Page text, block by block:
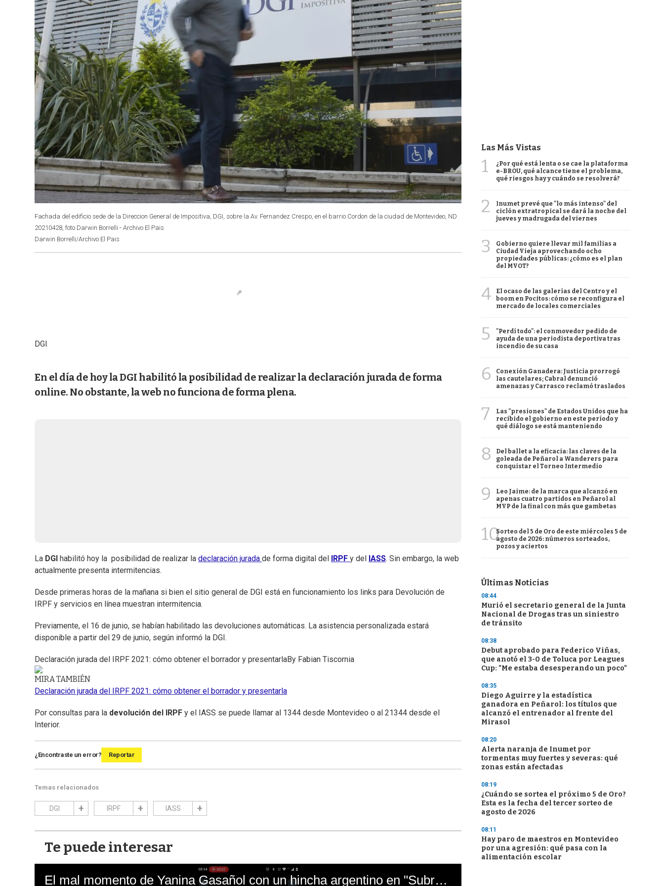
Fachada del edificio sede de la Direccion General de Impositiva, DGI, sobre la Av. Fernandez Crespo, en el barrio Cordon de la ciudad de Montevideo, ND
20210428, foto Darwin Borrelli - Archivo El Pais
Darwin Borrelli/Archivo El Pais
DGI
En el día de hoy la DGI habilitó la posibilidad de realizar la declaración jurada de forma
online. No obstante, la web no funciona de forma plena.
La DGI habilitó hoy la posibilidad de realizar la declaración jurada de forma digital del IRPF y del IASS. Sin embargo, la web
actualmente presenta intermitencias.
Desde primeras horas de la mañana si bien el sitio general de DGI está en funcionamiento los links para Devolución de
IRPF y servicios en línea muestran intermitencia.
Previamente, el 16 de junio, se habían habilitado las devoluciones automáticas. La asistencia personalizada estará
disponible a partir del 29 de junio, según informó la DGI.
Declaración jurada del IRPF 2021: cómo obtener el borrador y presentarlaBy Fabian Tiscornia
MIRA TAMBIÉN
Declaración jurada del IRPF 2021: cómo obtener el borrador y presentarla
Por consultas para la devolución del IRPF y el IASS se puede llamar al 1344 desde Montevideo o al 21344 desde el
Interior.
¿Encontraste un error? Reportar
Temas relacionados
DGI IRPF IASS
Te puede interesar
El mal momento de Yanina Gasañol con un hincha argentino en "Subrayado"
Las Más Vistas
1
¿Por qué está lenta o se cae la plataforma
e-BROU, qué alcance tiene el problema,
qué riesgos hay y cuándo se resolverá?
2
Inumet prevé que "lo más intenso" del
ciclón extratropical se dará la noche del
jueves y madrugada del viernes
3
Gobierno quiere llevar mil familias a
Ciudad Vieja aprovechando ocho
propiedades públicas: ¿cómo es el plan
del MVOT?
4
El ocaso de las galerías del Centro y el
boom en Pocitos: cómo se reconfigura el
mercado de locales comerciales
5
"Perdí todo": el conmovedor pedido de
ayuda de una periodista deportiva tras
incendio de su casa
6
Conexión Ganadera: Justicia prorrogó
las cautelares; Cabral denunció
amenazas y Carrasco reclamó traslados
7
Las "presiones" de Estados Unidos que ha
recibido el gobierno en este período y
qué diálogo se está manteniendo
8
Del ballet a la eficacia: las claves de la
goleada de Peñarol a Wanderers para
conquistar el Torneo Intermedio
9
Leo Jaime: de la marca que alcanzó en
apenas cuatro partidos en Peñarol al
MVP de la final con más que gambetas
10Sorteo del 5 de Oro de este miércoles 5 de
agosto de 2026: números sorteados,
pozos y aciertos
Últimas Noticias
08:44
Murió el secretario general de la Junta
Nacional de Drogas tras un siniestro
de tránsito
08:38
Debut aprobado para Federico Viñas,
que anotó el 3-0 de Toluca por Leagues
Cup: "Me estaba desesperando un poco"
08:35
Diego Aguirre y la estadística
ganadora en Peñarol: los títulos que
alcanzó el entrenador al frente del
Mirasol
08:20
Alerta naranja de Inumet por
tormentas muy fuertes y severas: qué
zonas están afectadas
08:19
¿Cuándo se sortea el próximo 5 de Oro?
Esta es la fecha del tercer sorteo de
agosto de 2026
08:11
Hay paro de maestros en Montevideo
por una agresión: qué pasa con la
alimentación escolar